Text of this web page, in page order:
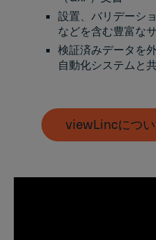
設置、バリデーシ
などを含む豊富な
検証済みデータを
自動化システムと
viewLincにつ